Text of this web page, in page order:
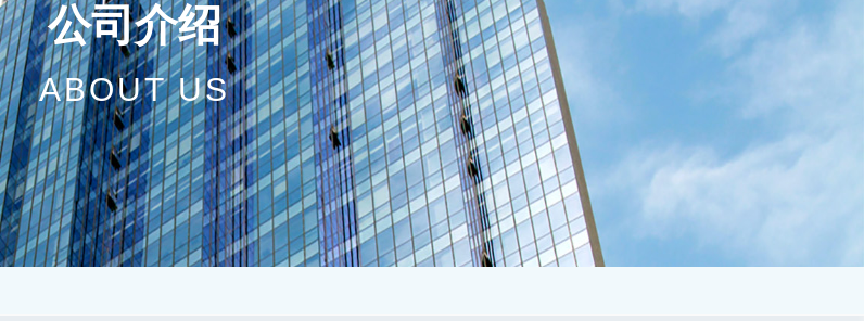
公司介绍
ABOUT US